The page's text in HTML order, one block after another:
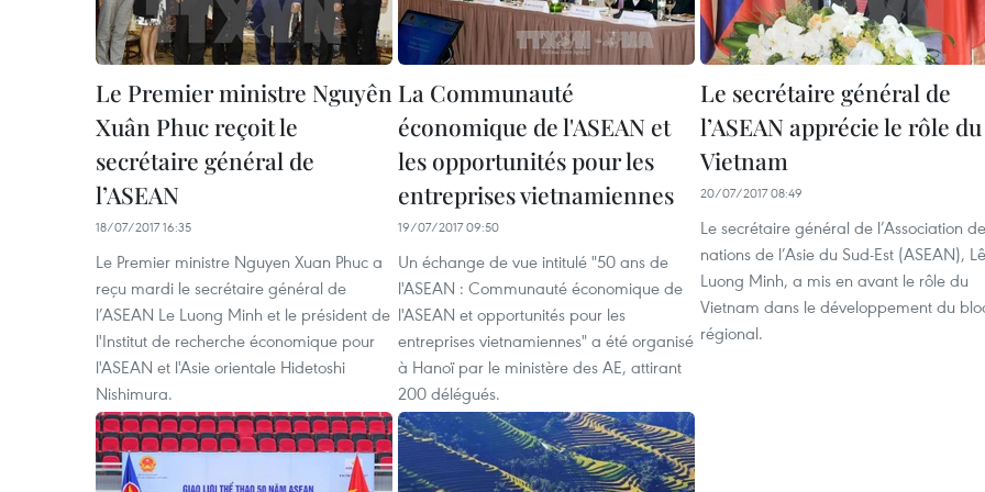
Le Premier ministre Nguyên
Xuân Phuc reçoit le
secrétaire général de
l’ASEAN
18/07/2017 16:35
Le Premier ministre Nguyen Xuan Phuc a
reçu mardi le secrétaire général de
l’ASEAN Le Luong Minh et le président de
l'Institut de recherche économique pour
l'ASEAN et l'Asie orientale Hidetoshi
Nishimura.
La Communauté
économique de l'ASEAN et
les opportunités pour les
entreprises vietnamiennes
19/07/2017 09:50
Un échange de vue intitulé "50 ans de
l'ASEAN : Communauté économique de
l'ASEAN et opportunités pour les
entreprises vietnamiennes" a été organisé
à Hanoï par le ministère des AE, attirant
200 délégués.
Le secrétaire général de
l’ASEAN apprécie le rôle du
Vietnam
20/07/2017 08:49
Le secrétaire général de l’Association
nations de l’Asie du Sud-Est (ASEAN), Lê
Luong Minh, a mis en avant le rôle du
Vietnam dans le développement du
régional.